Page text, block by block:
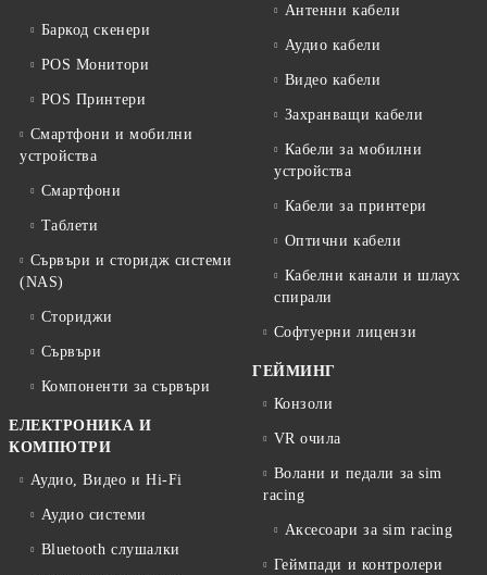
Баркод скенери
POS Монитори
POS Принтери
Смартфони и мобилни
устройства
Смартфони
Таблети
Сървъри и сторидж системи
(NAS)
Сториджи
Сървъри
Компоненти за сървъри
ЕЛЕКТРОНИКА И
КОМПЮТРИ
Аудио, Видео и Hi-Fi
Аудио системи
Bluetooth слушалки
Антенни кабели
Аудио кабели
Видео кабели
Захранващи кабели
Кабели за мобилни
устройства
Кабели за принтери
Оптични кабели
Кабелни канали и шлаух
спирали
Софтуерни лицензи
ГЕЙМИНГ
Конзоли
VR очила
Волани и педали за sim
racing
Аксесоари за sim racing
Геймпади и контролери